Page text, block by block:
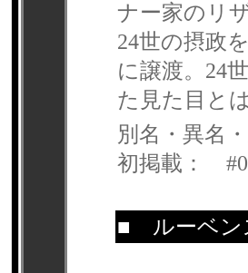
ナー家のリ
24世の摂政
に譲渡。24
た見た目と
別名・異名
初掲載：
■ ルーベ